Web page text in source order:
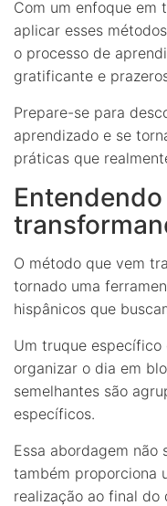
Com um enfoque em
aplicar esses
o processo de
gratificante e
Prepare-se para
aprendizado e se
práticas que
O método que vem
tornado uma
hispânicos que
Um truque
organizar o dia em
semelhantes são
específicos.
Essa abordagem não
também proporciona
realização ao final do